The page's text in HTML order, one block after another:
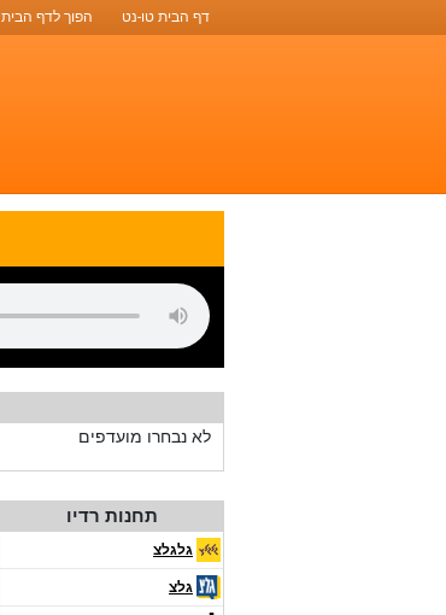
דף הבית טו-נט הפוך לדף הבית
לא נבחרו מועדפים
תחנות רדיו
גלגלצ
גלצ